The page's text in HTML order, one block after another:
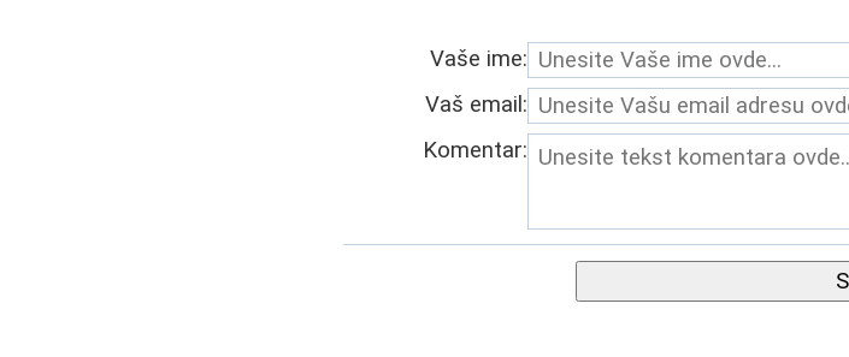
Vaše ime:
Vaš email:
Komentar: